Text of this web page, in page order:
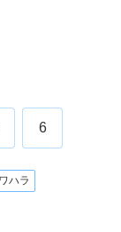
6
ハラ